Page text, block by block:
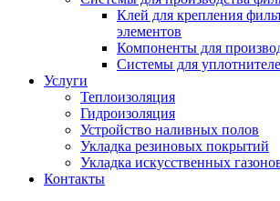
Клей для крепления
элементов
Компоненты для
Системы для
Услуги
Теплоизоляция
Гидроизоляция
Устройство наливных полов
Укладка резиновых покрытий
Укладка искусственных
Контакты